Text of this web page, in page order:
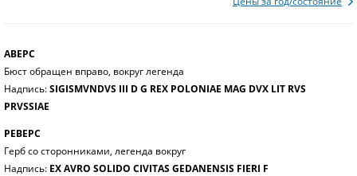
АВЕРС
Бюст обращен вправо, вокруг легенда
Надпись:SIGISMVNDVS III D G REX POLONIAE MAG DVX LIT RVS
PRVSSIAE
РЕВЕРС
Герб со сторонниками, легенда вокруг
Надпись: EX AVRO SOLIDO CIVITAS GEDANENSIS FIERI F